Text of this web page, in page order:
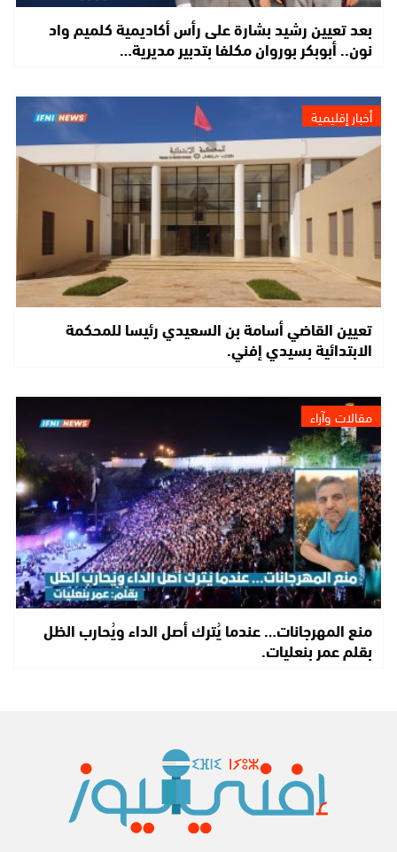
بعد تعيين رشيد بشارة على رأس أكاديمية كلميم واد
نون.. أبوبكر بوروان مكلفا بتدبير مديرية…
أخبار إقليمية
تعيين القاضي أسامة بن السعيدي رئيسا للمحكمة
الابتدائية بسيدي إفني.
مقالات وآراء
منع المهرجانات… عندما يُترك أصل الداء ويُحارب الظل
بقلم عمر بنعليات.